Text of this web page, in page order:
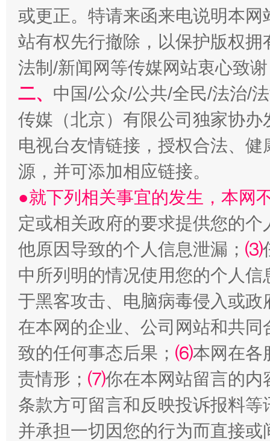
揭开“小金库”的免责幌子
全民健身五年计划来了！等你上场
或更正。特请来函来电说明本
站有权先行撤除，以保护版权
法制/新闻网等传媒网站衷心致
二、 中国/公众/公共/全民/法治/
传媒（北京）有限公司独家协
电视台友情链接，授权合法、
源，并可添加相应链接。
●就下列相关事宜的发生，本网
定或相关政府的要求提供您的个
他原因导致的个人信息泄漏； ⑶
中所列明的情况使用您的个人
于黑客攻击、电脑病毒侵入或
在本网的企业、公司网站和共
致的任何事态后果； ⑹本网在各
责情形； ⑺你在本网站留言的内
条款方可留言和反映投诉报料
并承担一切因您的行为而直接